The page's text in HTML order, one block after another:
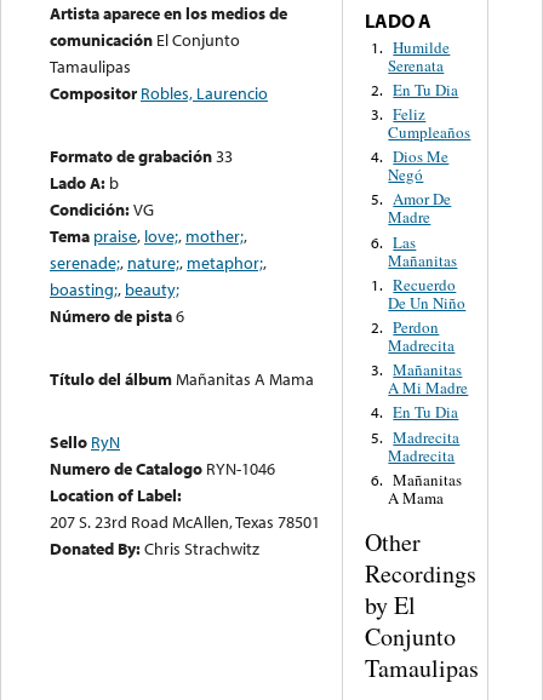
Artista aparece en los medios de
comunicación El Conjunto
Tamaulipas
Compositor Robles, Laurencio
Formato de grabación33
Lado A: b
Condición:VG
Tema praise, love;, mother;,
serenade;, nature;, metaphor;,
boasting;, beauty;
Número de pista6
Título del álbumMañanitas A Mama
Sello RyN
Numero de Catalogo RYN-1046
Location of Label:
207 S. 23rd Road McAllen, Texas 78501
Donated By:Chris Strachwitz
LADO A
1. Humilde
Serenata
2. En Tu Dia
3. Feliz
Cumpleaños
4. Dios Me
Negó
5. Amor De
Madre
6. Las
Mañanitas
1. Recuerdo
De Un Niño
2. Perdon
Madrecita
3. Mañanitas
A Mi Madre
4. En Tu Dia
5. Madrecita
Madrecita
6. Mañanitas
A Mama
Other
Recordings
by El
Conjunto
Tamaulipas